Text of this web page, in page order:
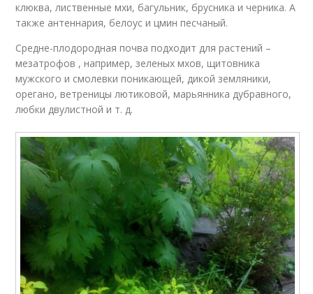
клюква, лиственные мхи, багульник, брусника и черника. А
также антеннария, белоус и цмин песчаный.
Средне-плодородная почва подходит для растений –
мезатрофов , например, зеленых мхов, щитовника
мужского и смолевки поникающей, дикой земляники,
орегано, ветреницы лютиковой, марьянника дубравного,
любки двулистной и т. д.